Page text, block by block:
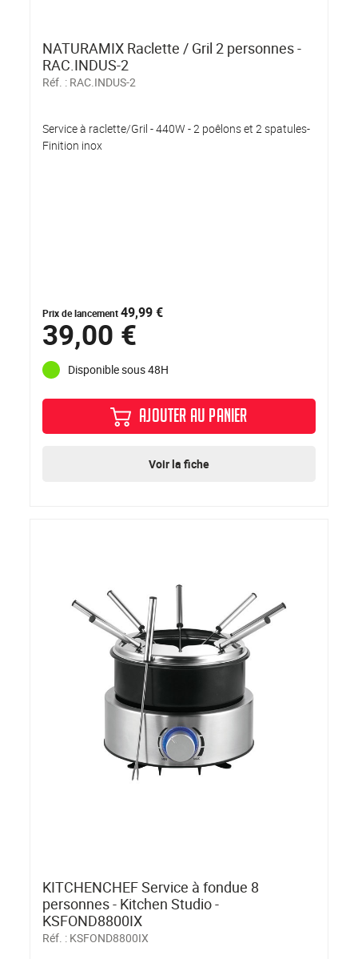
NATURAMIX Raclette / Gril 2 personnes -
RAC.INDUS-2
Réf. : RAC.INDUS-2
Service à raclette/Gril - 440W - 2 poêlons et 2 spatules-
Finition inox
Prix de lancement49,99 €
39,00 €
Disponible sous 48H
AJOUTER AU PANIER
Voir la fiche
KITCHENCHEF Service à fondue 8
personnes - Kitchen Studio -
KSFOND8800IX
Réf. : KSFOND8800IX